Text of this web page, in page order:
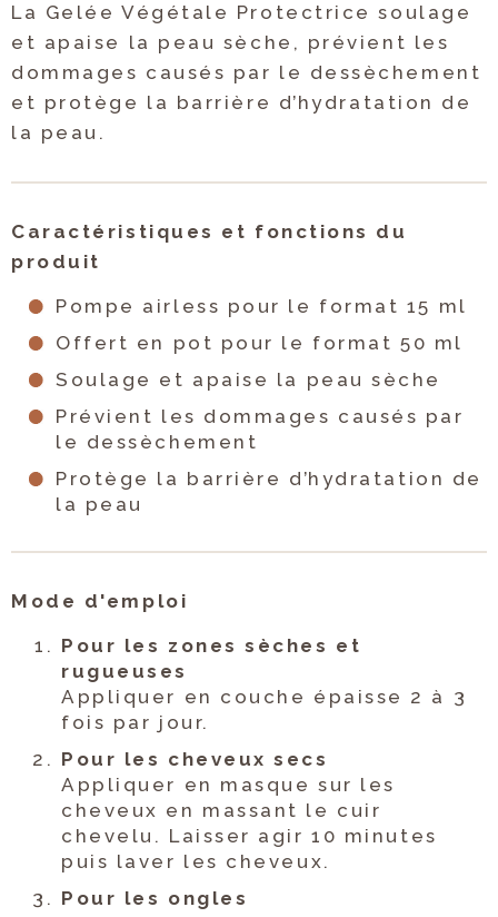
La Gelée Végétale Protectrice soulage
et apaise la peau sèche, prévient les
dommages causés par le dessèchement
et protège la barrière d’hydratation de
la peau.
Caractéristiques et fonctions du
produit
Pompe airless pour le format 15 ml
Offert en pot pour le format 50 ml
Soulage et apaise la peau sèche
Prévient les dommages causés par
le dessèchement
Protège la barrière d’hydratation de
la peau
Mode d'emploi
Pour les zones sèches et
rugueuses
Appliquer en couche épaisse 2 à 3
fois par jour.
Pour les cheveux secs
Appliquer en masque sur les
cheveux en massant le cuir
chevelu. Laisser agir 10 minutes
puis laver les cheveux.
Pour les ongles